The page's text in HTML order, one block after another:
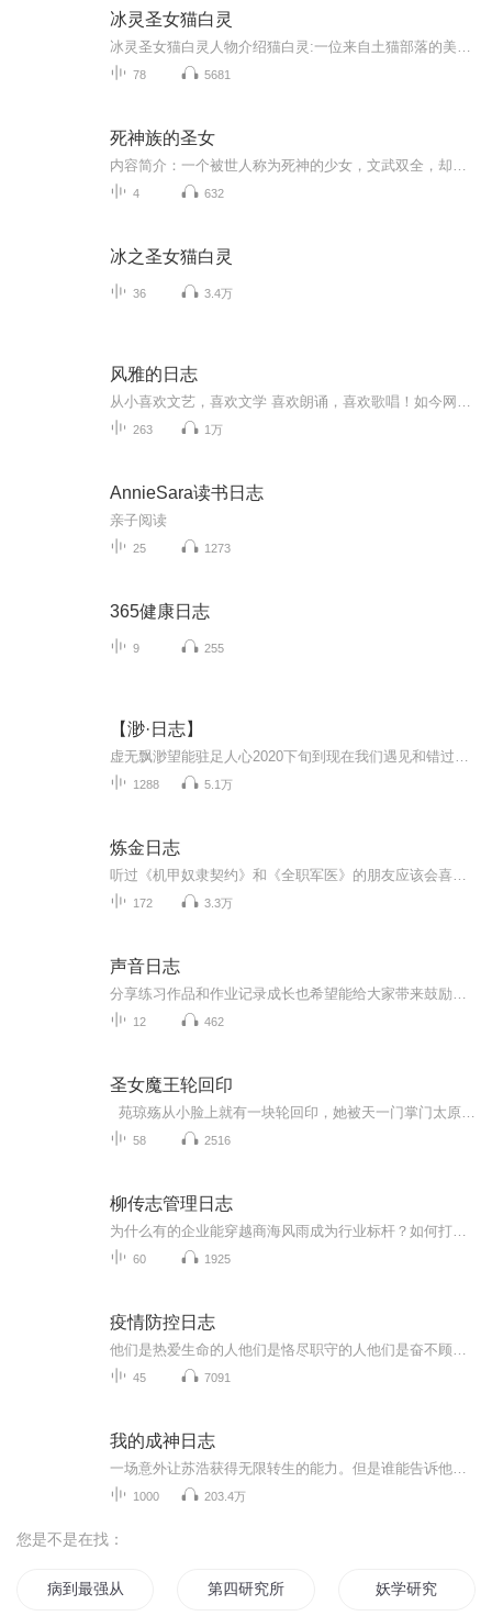
冰灵圣女猫白灵
78 5681
死神族的圣女
4 632
冰之圣女猫白灵
36 3.4万
风雅的日志
263 1万
AnnieSara读书日志
亲子阅读
25 1273
365健康日志
9 255
【渺·日志】
1288 5.1万
炼金日志
172 3.3万
声音日志
12 462
圣女魔王轮回印
58 2516
柳传志管理日志
60 1925
疫情防控日志
45 7091
我的成神日志
1000 203.4万
您是不是在找：
病到最强从研究所开始 第四研究所 妖学研究